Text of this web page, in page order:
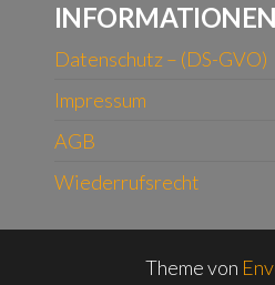
INFORMATIONEN
Datenschutz – (DS-GVO)
Impressum
AGB
Wiederrufsrecht
Theme von